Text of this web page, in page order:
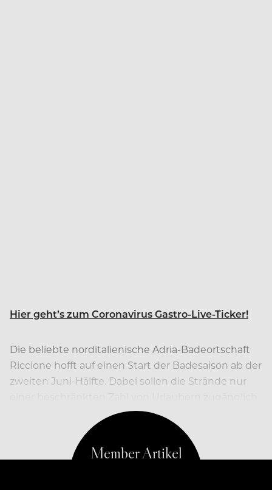
Hier geht’s zum Coronavirus Gastro-Live-Ticker!
Die beliebte norditalienische Adria-Badeortschaft
Riccione hofft auf einen Start der Badesaison ab der
zweiten Juni-Hälfte. Dabei sollen die Strände nur